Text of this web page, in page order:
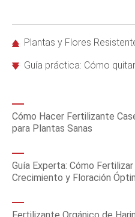
Plantas y Flores Resistentes a la
Guía práctica: Cómo quitar
Cómo Hacer Fertilizante
para Plantas Sanas
Guía Experta: Cómo Fertilizar
Crecimiento y Floración